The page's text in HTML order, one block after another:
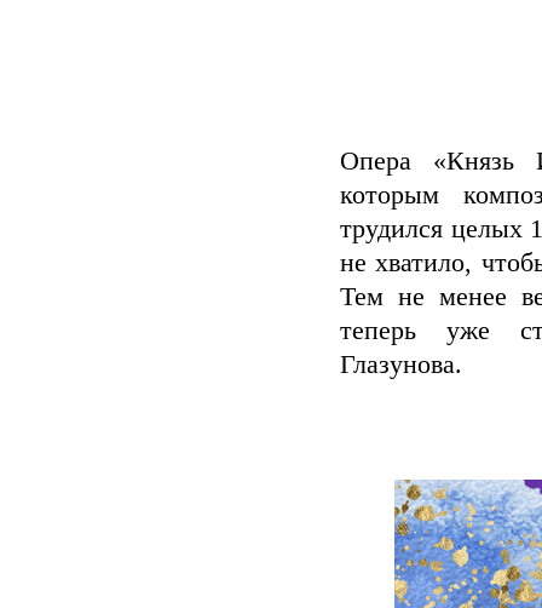
Опера «Князь
которым
трудился целых
не хватило,
Тем не менее
теперь уже
Глазунова.